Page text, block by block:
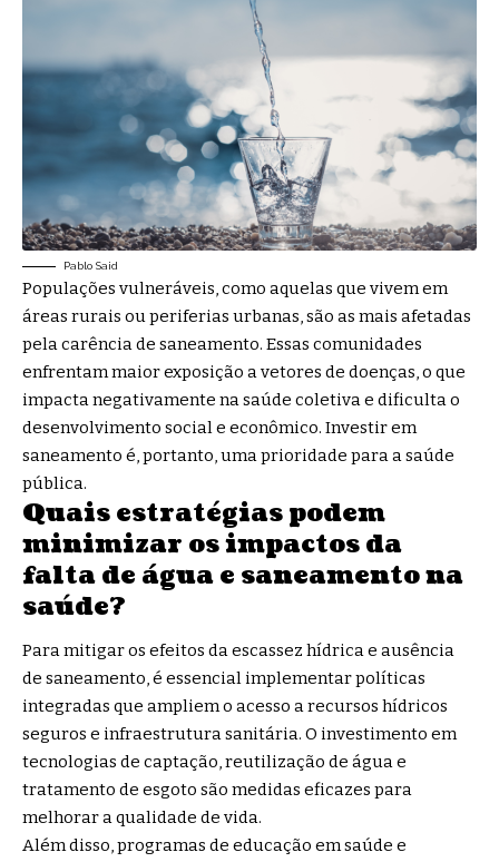
Pablo Said
Populações vulneráveis, como aquelas que vivem em
áreas rurais ou periferias urbanas, são as mais afetadas
pela carência de saneamento. Essas comunidades
enfrentam maior exposição a vetores de doenças, o que
impacta negativamente na saúde coletiva e dificulta o
desenvolvimento social e econômico. Investir em
saneamento é, portanto, uma prioridade para a saúde
pública.
Quais estratégias podem
minimizar os impactos da
falta de água e saneamento na
saúde?
Para mitigar os efeitos da escassez hídrica e ausência
de saneamento, é essencial implementar políticas
integradas que ampliem o acesso a recursos hídricos
seguros e infraestrutura sanitária. O investimento em
tecnologias de captação, reutilização de água e
tratamento de esgoto são medidas eficazes para
melhorar a qualidade de vida.
Além disso, programas de educação em saúde e